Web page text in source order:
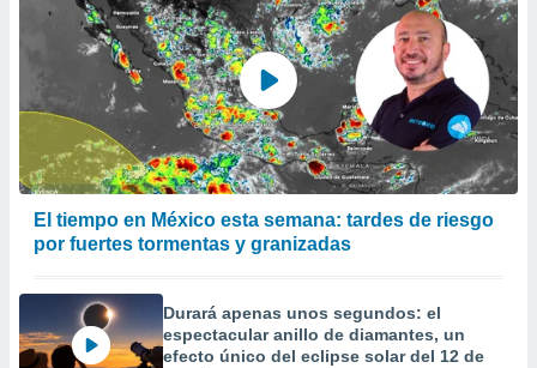
El tiempo en México esta semana: tardes de riesgo
por fuertes tormentas y granizadas
Durará apenas unos segundos: el
espectacular anillo de diamantes, un
efecto único del eclipse solar del 12 de